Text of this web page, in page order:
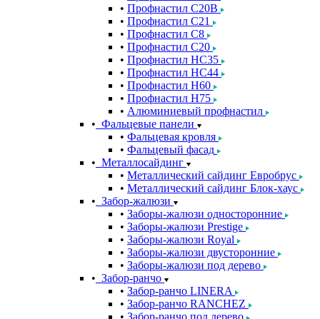
Профнастил С20B
Профнастил С21
Профнастил С8
Профнастил С20
Профнастил НС35
Профнастил НС44
Профнастил Н60
Профнастил Н75
Алюминиевый профнастил
Фальцевые панели
Фальцевая кровля
Фальцевый фасад
Металлосайдинг
Металлический сайдинг Евробрус
Металлический сайдинг Блок-хаус
Забор-жалюзи
Заборы-жалюзи односторонние
Заборы-жалюзи Prestige
Заборы-жалюзи Royal
Заборы-жалюзи двусторонние
Заборы-жалюзи под дерево
Забор-ранчо
Забор-ранчо LINERA
Забор-ранчо RANCHEZ
Забор-ранчо под дерево